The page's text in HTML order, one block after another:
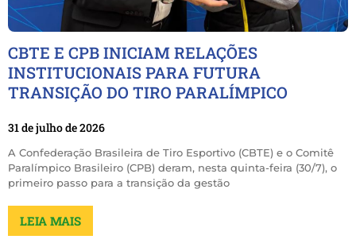
CBTE E CPB INICIAM RELAÇÕES
INSTITUCIONAIS PARA FUTURA
TRANSIÇÃO DO TIRO PARALÍMPICO
31 de julho de 2026
A Confederação Brasileira de Tiro Esportivo (CBTE) e o Comitê
Paralímpico Brasileiro (CPB) deram, nesta quinta-feira (30/7), o
primeiro passo para a transição da gestão
LEIA MAIS